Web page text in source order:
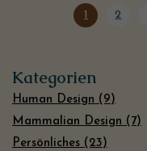
1 2
Kategorien
Human Design (9)
Mammalian Design (7)
Persönliches (23)